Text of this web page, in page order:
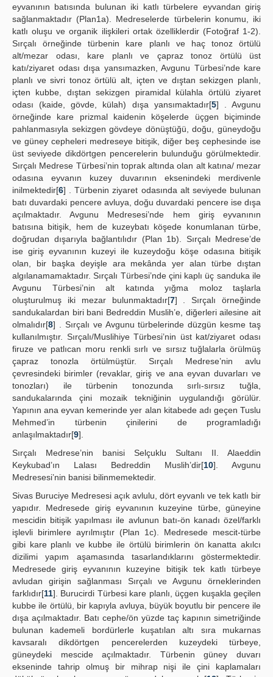
eyvanının batısında bulunan iki katlı türbelere eyvandan giriş
sağlanmaktadır (Plan1a). Medreselerde türbelerin konumu, iki
katlı oluşu ve organik ilişkileri ortak özelliklerdir (Fotoğraf 1-2).
Sırçalı örneğinde türbenin kare planlı ve haç tonoz örtülü
alt/mezar odası, kare planlı ve çapraz tonoz örtülü üst
katı/ziyaret odası dışa yansımazken, Avgunu Türbesi’nde kare
planlı ve sivri tonoz örtülü alt, içten ve dıştan sekizgen planlı,
içten kubbe, dıştan sekizgen piramidal külahla örtülü ziyaret
odası (kaide, gövde, külah) dışa yansımaktadır[5] . Avgunu
örneğinde kare prizmal kaidenin köşelerde üçgen biçiminde
pahlanmasıyla sekizgen gövdeye dönüştüğü, doğu, güneydoğu
ve güney cepheleri medreseye bitişik, diğer beş cephesinde ise
üst seviyede dikdörtgen pencerelerin bulunduğu görülmektedir.
Sırçalı Medrese Türbesi’nin toprak altında olan alt katına/ mezar
odasına eyvanın kuzey duvarının eksenindeki merdivenle
inilmektedir[6] . Türbenin ziyaret odasında alt seviyede bulunan
batı duvardaki pencere avluya, doğu duvardaki pencere ise dışa
açılmaktadır. Avgunu Medresesi’nde hem giriş eyvanının
batısına bitişik, hem de kuzeybatı köşede konumlanan türbe,
doğrudan dışarıyla bağlantılıdır (Plan 1b). Sırçalı Medrese’de
ise giriş eyvanının kuzeyi ile kuzeydoğu köşe odasına bitişik
olan, bir başka deyişle ara mekânda yer alan türbe dıştan
algılanamamaktadır. Sırçalı Türbesi’nde çini kaplı üç sanduka ile
Avgunu Türbesi’nin alt katında yığma moloz taşlarla
oluşturulmuş iki mezar bulunmaktadır[7] . Sırçalı örneğinde
sandukalardan biri bani Bedreddin Muslih’e, diğerleri ailesine ait
olmalıdır[8] . Sırçalı ve Avgunu türbelerinde düzgün kesme taş
kullanılmıştır. Sırçalı/Muslihiye Türbesi’nin üst kat/ziyaret odası
firuze ve patlıcan moru renkli sırlı ve sırsız tuğlalarla örülmüş
çapraz tonozla örtülmüştür. Sırçalı Medrese’nin avlu
çevresindeki birimler (revaklar, giriş ve ana eyvan duvarları ve
tonozları) ile türbenin tonozunda sırlı-sırsız tuğla,
sandukalarında çini mozaik tekniğinin uygulandığı görülür.
Yapının ana eyvan kemerinde yer alan kitabede adı geçen Tuslu
Mehmed’in türbenin çinilerini de programladığı
anlaşılmaktadır[9].
Sırçalı Medrese’nin banisi Selçuklu Sultanı II. Alaeddin
Keykubad’ın Lalası Bedreddin Muslih’dir[10]. Avgunu
Medresesi’nin banisi bilinmemektedir.
Sivas Buruciye Medresesi açık avlulu, dört eyvanlı ve tek katlı bir
yapıdır. Medresede giriş eyvanının kuzeyine türbe, güneyine
mescidin bitişik yapılması ile avlunun batı-ön kanadı özel/farklı
işlevli birimlere ayrılmıştır (Plan 1c). Medresede mescit-türbe
gibi kare planlı ve kubbe ile örtülü birimlerin ön kanatta akılcı
dizilimi yapım aşamasında tasarlandıklarını göstermektedir.
Medresede giriş eyvanının kuzeyine bitişik tek katlı türbeye
avludan girişin sağlanması Sırçalı ve Avgunu örneklerinden
farklıdır[11]. Burucirdi Türbesi kare planlı, üçgen kuşakla geçilen
kubbe ile örtülü, bir kapıyla avluya, büyük boyutlu bir pencere ile
dışa açılmaktadır. Batı cephe/ön yüzde taç kapının simetriğinde
bulunan kademeli bordürlerle kuşatılan altı sıra mukarnas
kavsaralı dikdörtgen pencerelerden kuzeydeki türbeye,
güneydeki mescide açılmaktadır. Türbenin güney duvarı
ekseninde tahrip olmuş bir mihrap nişi ile çini kaplamaları